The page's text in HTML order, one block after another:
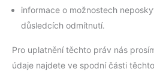
informace o možnostech
důsledcích odmítnutí.
Pro uplatnění těchto práv nás
údaje najdete ve spodní části